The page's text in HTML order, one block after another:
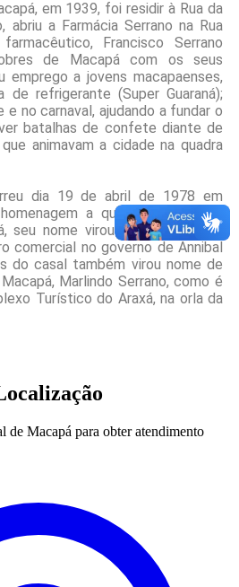
em 1939, foi residir à Rua da
abriu a Farmácia Serrano na Rua
Francisco Serrano
de Macapá com os seus
emprego a jovens macapaenses,
de refrigerante (Super Guaraná);
no carnaval, ajudando a fundar o
batalhas de confete diante de
animavam a cidade na quadra
dia 19 de abril de 1978 em
a quem dera grande
seu nome virou alameda com a
comercial no governo de Annibal
do casal também virou nome de
Marlindo Serrano, como é
Turístico do Araxá, na orla da
de Macapá para obter atendimento